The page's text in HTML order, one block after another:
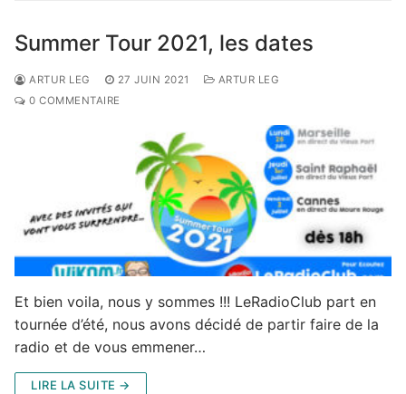
Summer Tour 2021, les dates
ARTUR LEG 27 JUIN 2021
ARTUR LEG
0 COMMENTAIRE
Et bien voila, nous y sommes !!! LeRadioClub part en
tournée d’été, nous avons décidé de partir faire de la
radio et de vous emmener…
LIRE LA SUITE →